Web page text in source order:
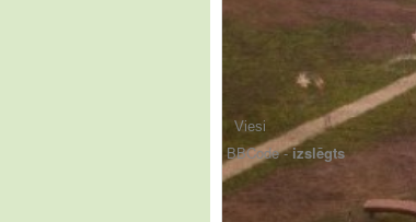
BBCode -izslēgts